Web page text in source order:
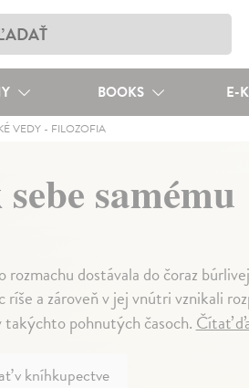
BOOKS E-
VEDY- FILOZOFIA
samému
rozmachu dostávala do čoraz
ríše a zároveň v jej vnútri vznikali
takýchto pohnutých časoch.Čítať
v kníhkupectve